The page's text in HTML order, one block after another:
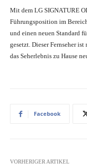
Mit dem LG SIGNATURE
Führungsposition im
und einen neuen Standard
gesetzt. Dieser Fernseher
das Seherlebnis zu Hause
Facebook
VORHERIGER ARTIKEL